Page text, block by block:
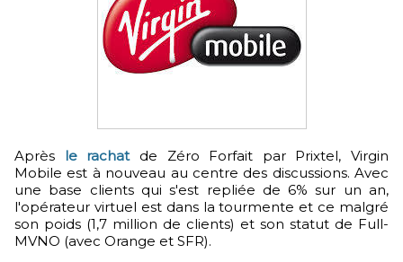
Après le rachat de Zéro Forfait par Prixtel, Virgin
Mobile est à nouveau au centre des discussions. Avec
une base clients qui s'est repliée de 6% sur un an,
l'opérateur virtuel est dans la tourmente et ce malgré
son poids (1,7 million de clients) et son statut de Full-
MVNO (avec Orange et SFR).